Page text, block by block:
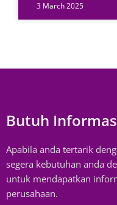
3 March 2025
Butuh
Apabila anda tertarik
segera kebutuhan anda
untuk mendapatkan
perusahaan.